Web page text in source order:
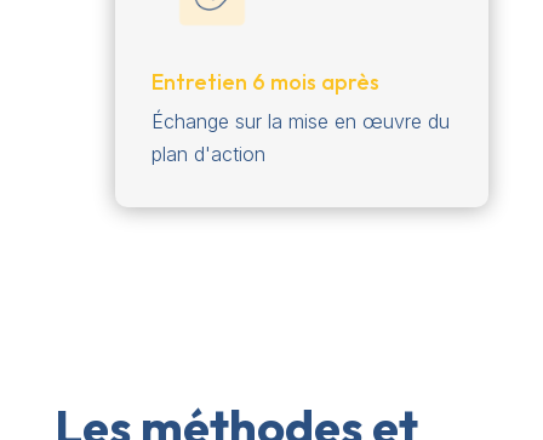
Entretien 6 mois après
Échange sur la mise en œuvre du
plan d'action
Les méthodes et